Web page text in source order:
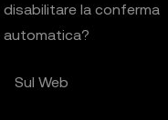
disabilitare la conferma
automatica?
Sul Web